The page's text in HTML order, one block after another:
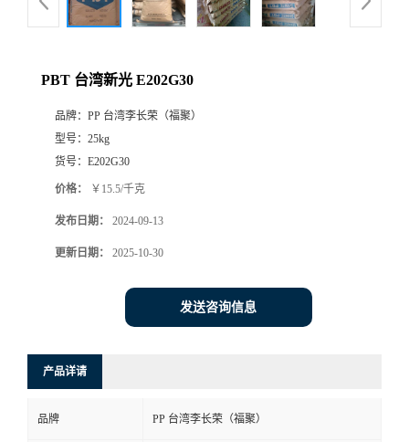
PBT 台湾新光 E202G30
品牌： PP 台湾李长荣（福聚）
型号： 25kg
货号： E202G30
价格： ￥15.5/千克
发布日期： 2024-09-13
更新日期： 2025-10-30
发送咨询信息
产品详请
品牌 PP 台湾李长荣（福聚）